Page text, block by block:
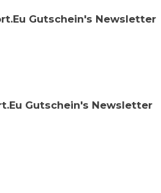
Gutschein's Newsletter
Gutschein's Newsletter